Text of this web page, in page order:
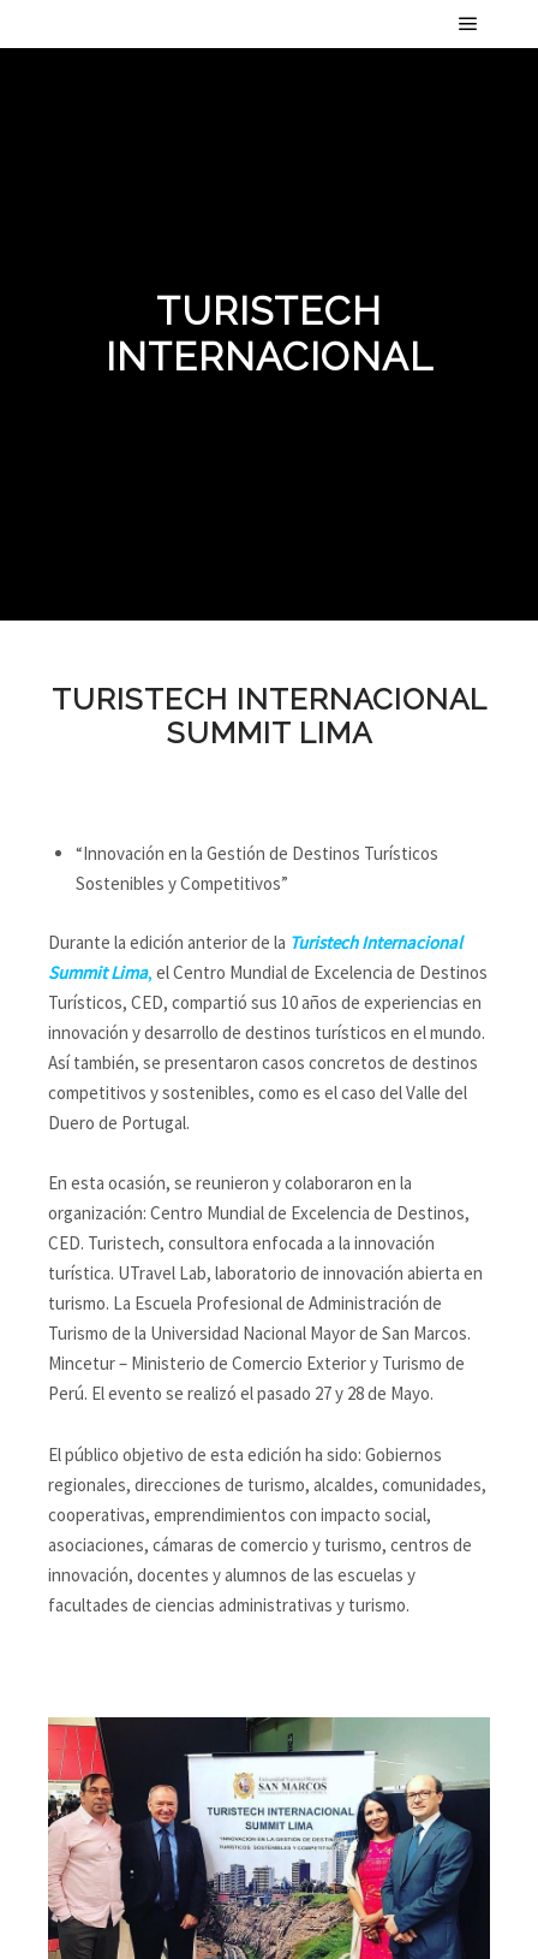
Menú
TURISTECH
INTERNACIONAL
TURISTECH INTERNACIONAL
SUMMIT LIMA
“Innovación en la Gestión de Destinos Turísticos
Sostenibles y Competitivos”
Durante la edición anterior de la Turistech Internacional
Summit Lima, el Centro Mundial de Excelencia de Destinos
Turísticos, CED, compartió sus 10 años de experiencias en
innovación y desarrollo de destinos turísticos en el mundo.
Así también, se presentaron casos concretos de destinos
competitivos y sostenibles, como es el caso del Valle del
Duero de Portugal.
En esta ocasión, se reunieron y colaboraron en la
organización: Centro Mundial de Excelencia de Destinos,
CED. Turistech, consultora enfocada a la innovación
turística. UTravel Lab, laboratorio de innovación abierta en
turismo. La Escuela Profesional de Administración de
Turismo de la Universidad Nacional Mayor de San Marcos.
Mincetur – Ministerio de Comercio Exterior y Turismo de
Perú. El evento se realizó el pasado 27 y 28 de Mayo.
El público objetivo de esta edición ha sido: Gobiernos
regionales, direcciones de turismo, alcaldes, comunidades,
cooperativas, emprendimientos con impacto social,
asociaciones, cámaras de comercio y turismo, centros de
innovación, docentes y alumnos de las escuelas y
facultades de ciencias administrativas y turismo.